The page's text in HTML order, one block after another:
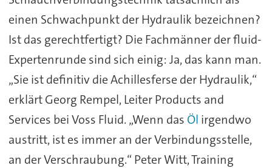
einen Schwachpunkt der Hydraulik bezeichnen?
Ist das gerechtfertigt? Die Fachmänner der fluid-
Expertenrunde sind sich einig: Ja, das kann man.
„Sie ist definitiv die Achillesferse der Hydraulik,“
erklärt Georg Rempel, Leiter Products and
Services bei Voss Fluid. „Wenn das Öl irgendwo
austritt, ist es immer an der Verbindungsstelle,
an der Verschraubung.“ Peter Witt, Training